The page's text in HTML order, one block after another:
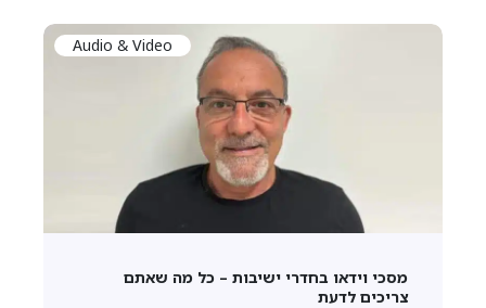
Audio & Video
מסכי וידאו בחדרי ישיבות – כל מה שאתם
צריכים לדעת